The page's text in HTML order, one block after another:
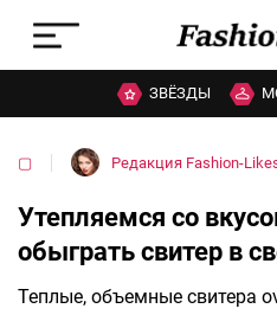
ЗВЁЗДЫ
▢ Редакция Fashion-
Утепляемся со
обыграть свитер в
Теплые, объемные свитера